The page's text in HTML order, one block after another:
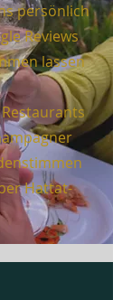
persönlich
Reviews
lassen
Hattat-